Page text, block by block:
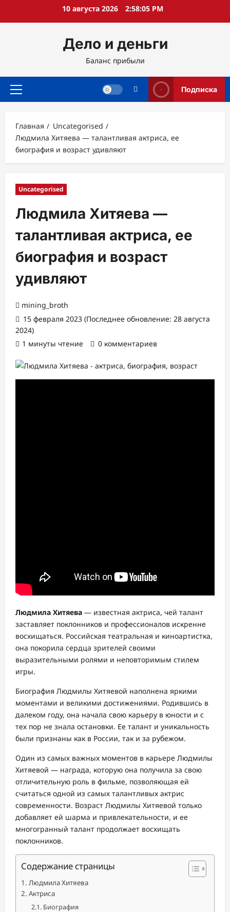
10 августа 2026 2:58:06 PM
Дело и деньги
Баланс прибыли
Основное
Подписка
Главная
Uncategorised
Людмила Хитяева — талантливая актриса, ее
биография и возраст удивляют
Uncategorised
Людмила Хитяева —
талантливая актриса, ее
биография и возраст
удивляют
mining_broth
15 февраля 2023 (Последнее обновление: 28 августа
2024)
1 минуты чтение
0 комментариев
Людмила Хитяева — известная актриса, чей талант
заставляет поклонников и профессионалов искренне
восхищаться. Российская театральная и киноартистка,
она покорила сердца зрителей своими
выразительными ролями и неповторимым стилем
игры.
Биография Людмилы Хитяевой наполнена яркими
моментами и великими достижениями. Родившись в
далеком году, она начала свою карьеру в юности и с
тех пор не знала остановки. Ее талант и уникальность
были признаны как в России, так и за рубежом.
Один из самых важных моментов в карьере Людмилы
Хитяевой — награда, которую она получила за свою
отличительную роль в фильме, позволяющая ей
считаться одной из самых талантливых актрис
современности. Возраст Людмилы Хитяевой только
добавляет ей шарма и привлекательности, и ее
многогранный талант продолжает восхищать
поклонников.
Содержание страницы
Людмила Хитяева
Актриса
Биография